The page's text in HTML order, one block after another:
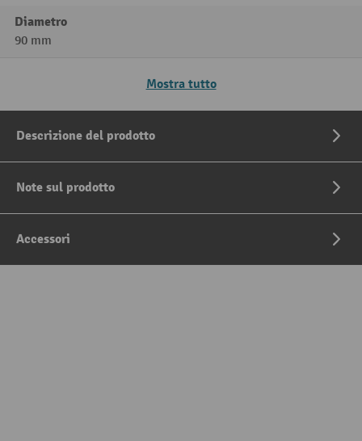
Diametro
90 mm
Mostra tutto
Descrizione del prodotto
Note sul prodotto
Accessori